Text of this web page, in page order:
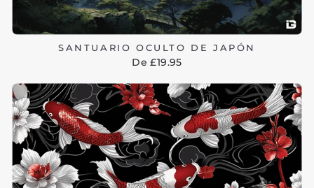
SANTUARIO OCULTO DE JAPÓN
De £19.95